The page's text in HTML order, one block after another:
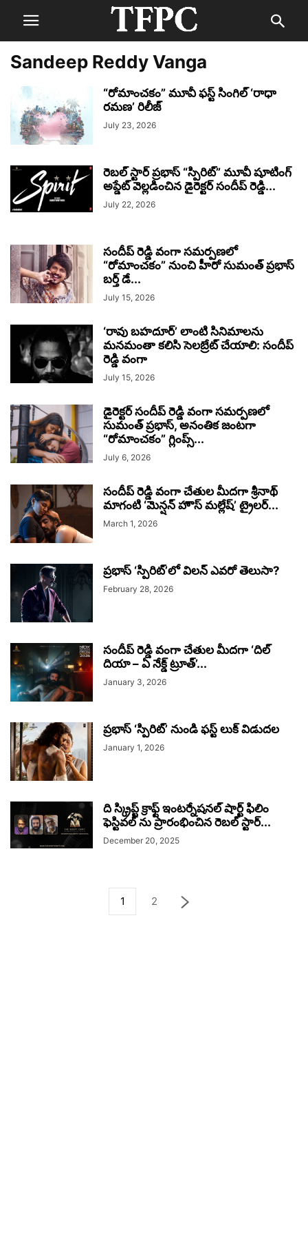
Sandeep Reddy Vanga
“రోమాంచకం” మూవీ ఫస్ట్ సింగిల్ ‘రాధా
రమణ’ రిలీజ్
July 23, 2026
రెబల్ స్టార్ ప్రభాస్ “స్పిరిట్” మూవీ షూటింగ్
అప్డేట్ వెల్లడించిన డైరెక్టర్ సందీప్ రెడ్డి...
July 22, 2026
సందీప్ రెడ్డి వంగా సమర్పణలో
“రోమాంచకం” నుంచి హీరో సుమంత్ ప్రభాస్
బర్త్ డే...
July 15, 2026
‘రావు బహదూర్’ లాంటి సినిమాలను
మనమంతా కలిసి సెలబ్రేట్ చేయాలి: సందీప్
రెడ్డి వంగా
July 15, 2026
డైరెక్టర్ సందీప్ రెడ్డి వంగా సమర్పణలో
సుమంత్ ప్రభాస్, అనంతిక జంటగా
“రోమాంచకం” గ్లింప్స్...
July 6, 2026
సందీప్ రెడ్డి వంగా చేతుల మీదగా శ్రీనాథ్
మాగంటి ‘మెన్షన్ హౌస్ మల్లేష్’ ట్రైలర్...
March 1, 2026
ప్రభాస్ ‘స్పిరిట్’లో విలన్ ఎవరో తెలుసా?
February 28, 2026
సందీప్ రెడ్డి వంగా చేతుల మీదగా ‘దిల్
దియా – ఏ నేక్డ్ ట్రూత్’...
January 3, 2026
ప్రభాస్ ‘స్పిరిట్’ నుండి ఫస్ట్ లుక్ విడుదల
January 1, 2026
ది స్క్రిప్ట్ క్రాఫ్ట్ ఇంటర్నేషనల్ షార్ట్ ఫిలిం
ఫెస్టివల్ ను ప్రారంభించిన రెబల్ స్టార్...
December 20, 2025
1 2